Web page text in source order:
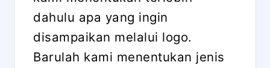
dahulu apa yang ingin
disampaikan melalui logo.
Barulah kami menentukan jenis